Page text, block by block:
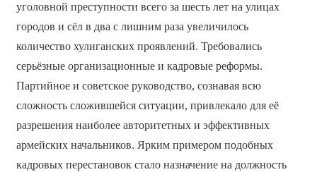
уголовной преступности всего за шесть лет на улицах
городов и сёл в два с лишним раза увеличилось
количество хулиганских проявлений. Требовались
серьёзные организационные и кадровые реформы.
Партийное и советское руководство, сознавая всю
сложность сложившейся ситуации, привлекало для её
разрешения наиболее авторитетных и эффективных
армейских начальников. Ярким примером подобных
кадровых перестановок стало назначение на должность